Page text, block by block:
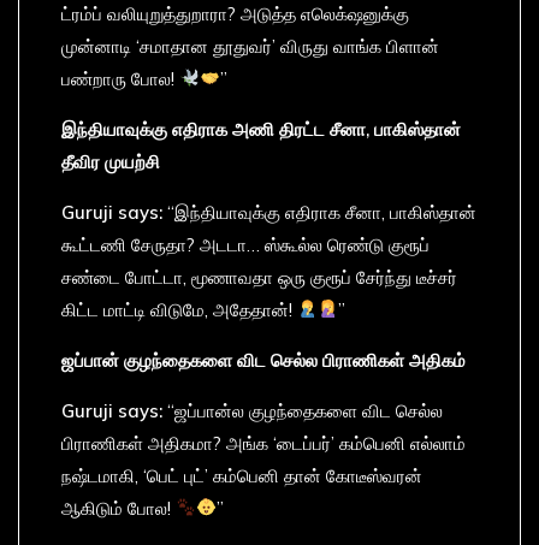
ட்ரம்ப் வலியுறுத்துறாரா? அடுத்த எலெக்‌ஷனுக்கு
முன்னாடி ‘சமாதான தூதுவர்’ விருது வாங்க பிளான்
பண்றாரு போல!
”
இந்தியாவுக்கு எதிராகஅணி திரட்ட சீனா, பாகிஸ்தான்
தீவிர முயற்சி
Guruji says: “இந்தியாவுக்கு எதிராக சீனா, பாகிஸ்தான்
கூட்டணி சேருதா? அடடா… ஸ்கூல்ல ரெண்டு குரூப்
சண்டை போட்டா, மூணாவதா ஒரு குரூப் சேர்ந்து டீச்சர்
கிட்ட மாட்டி விடுமே, அதேதான்!
”
ஜப்பான் குழந்தைகளைவிட செல்ல பிராணிகள்அதிகம்
Guruji says: “ஜப்பான்ல குழந்தைகளை விட செல்ல
பிராணிகள் அதிகமா? அங்க ‘டைப்பர்’ கம்பெனி எல்லாம்
நஷ்டமாகி, ‘பெட் புட்’ கம்பெனி தான் கோடீஸ்வரன்
ஆகிடும் போல!
”